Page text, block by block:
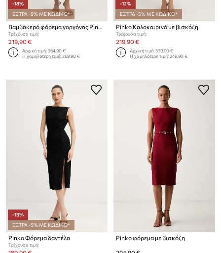
-18%
ΕΞΤΡΑ -5% ΜΕ ΚΩΔΙΚΟ*
Βαμβακερό φόρεμα γοργόνας Pinko
Τρέχουσα τιμή:
219,90 €
Αρχική τιμή:364,90 €
Η χαμηλότερη τιμή:269,90 €
-12%
ΕΞΤΡΑ -5% ΜΕ ΚΩΔΙΚΟ*
Pinko Καλοκαιρινό με βισκόζη
Τρέχουσα τιμή:
219,90 €
Αρχική τιμή:339,90 €
Η χαμηλότερη τιμή:249,90 €
-13%
ΕΞΤΡΑ -5% ΜΕ ΚΩΔΙΚΟ*
Pinko Φόρεμα δαντέλα
Τρέχουσα τιμή:
Pinko φόρεμα με βισκόζη